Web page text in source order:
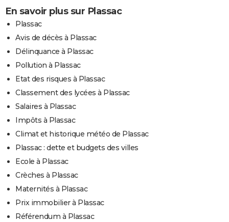
En savoir plus sur Plassac
Plassac
Avis de décès à Plassac
Délinquance à Plassac
Pollution à Plassac
Etat des risques à Plassac
Classement des lycées à Plassac
Salaires à Plassac
Impôts à Plassac
Climat et historique météo de Plassac
Plassac : dette et budgets des villes
Ecole à Plassac
Crèches à Plassac
Maternités à Plassac
Prix immobilier à Plassac
Référendum à Plassac